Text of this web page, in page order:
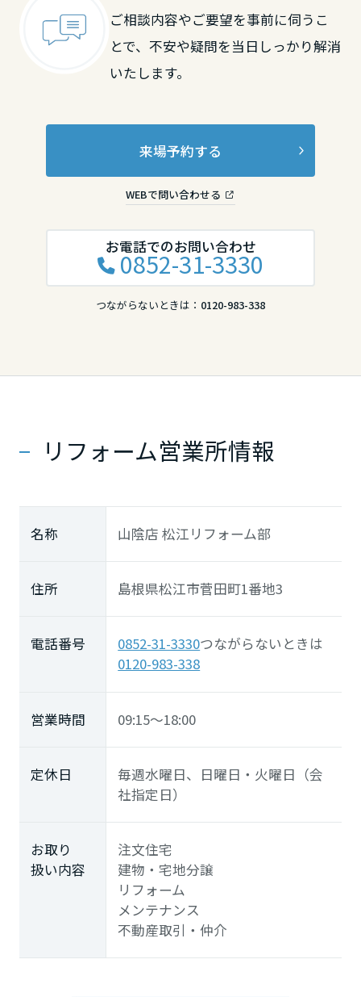
ご相談内容やご要望を事前に伺うこ
とで、不安や疑問を当日しっかり解消
いたします。
来場予約する
WEBで問い合わせる
お電話でのお問い合わせ
0852-31-3330
つながらないときは： 0120-983-338
リフォーム営業所情報
名称 山陰店 松江リフォーム部
住所 島根県松江市菅田町1番地3
電話番号 0852-31-3330つながらないときは
0120-983-338
営業時間 09:15～18:00
定休日
毎週水曜日、日曜日・火曜日（会
社指定日）
お取り
扱い内容
注文住宅
建物・宅地分譲
リフォーム
メンテナンス
不動産取引・仲介
香川県